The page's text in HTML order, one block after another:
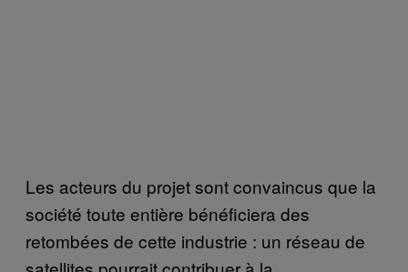
Les acteurs du projet sont convaincus que la
société toute entière bénéficiera des
retombées de cette industrie : un réseau de